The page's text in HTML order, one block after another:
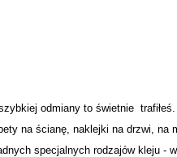
odmiany to świetnie
na ścianę, naklejki na drzwi,
specjalnych rodzajów kleju